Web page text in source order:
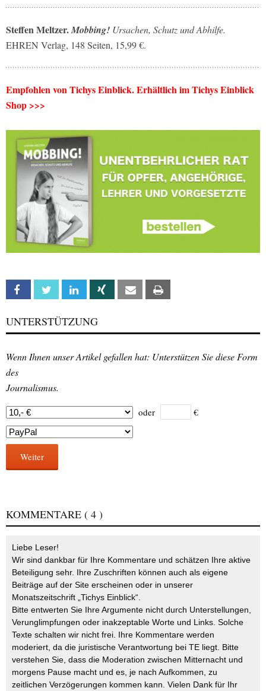
Steffen Meltzer.Mobbing! Ursachen, Schutz und Abhilfe.
EHREN Verlag, 148 Seiten, 15,99 €.
Empfohlen von Tichys Einblick. Erhältlich im Tichys Einblick
Shop >>>
Facebook Twitter Linkedin Xing Email
UNTERSTÜTZUNG
Wenn Ihnen unser Artikel gefallen hat: Unterstützen Sie diese Form
des
Journalismus.
oder €
Weiter
KOMMENTARE ( 4 )
Liebe Leser!
Wir sind dankbar für Ihre Kommentare und schätzen Ihre aktive
Beteiligung sehr. Ihre Zuschriften können auch als eigene
Beiträge auf der Site erscheinen oder in unserer
Monatszeitschrift „Tichys Einblick“.
Bitte entwerten Sie Ihre Argumente nicht durch Unterstellungen,
Verunglimpfungen oder inakzeptable Worte und Links. Solche
Texte schalten wir nicht frei. Ihre Kommentare werden
moderiert, da die juristische Verantwortung bei TE liegt. Bitte
verstehen Sie, dass die Moderation zwischen Mitternacht und
morgens Pause macht und es, je nach Aufkommen, zu
zeitlichen Verzögerungen kommen kann. Vielen Dank für Ihr